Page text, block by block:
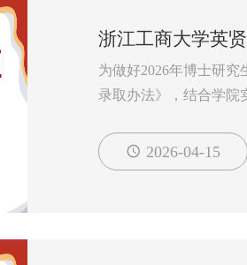
浙江工商大学英
为做好2026年博士研
录取办法》，结合学院
学院将坚持服务战略、
工作纪律，强化监督管
2026-04-15